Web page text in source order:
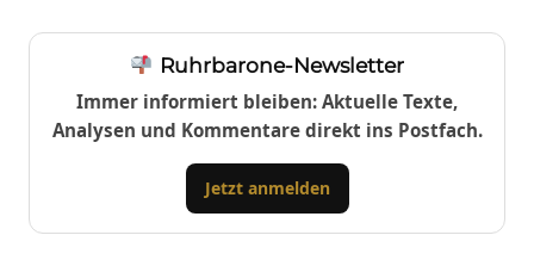
Ruhrbarone-Newsletter
Immer informiert bleiben: Aktuelle Texte,
Analysen und Kommentare direkt ins Postfach.
Jetzt anmelden